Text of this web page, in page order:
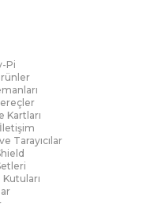
Pi
Kartları
Tarayıcılar